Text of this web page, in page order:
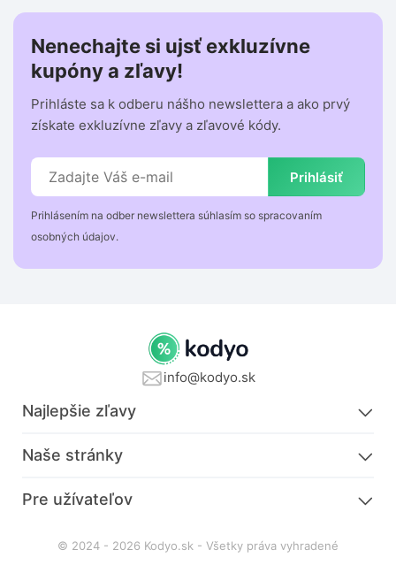
Nenechajte si ujsť exkluzívne
kupóny a zľavy!
Prihláste sa k odberu nášho newslettera a ako prvý
získate exkluzívne zľavy a zľavové kódy.
Prihlásiť
Prihlásením na odber newslettera súhlasím so spracovaním
osobných údajov.
info@kodyo.sk
Najlepšie zľavy
Naše stránky
Pre užívateľov
© 2024 - 2026 Kodyo.sk - Všetky práva vyhradené